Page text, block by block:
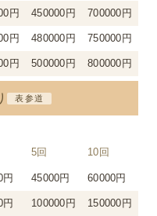
円 450000円 700000円
円 480000円 750000円
円 500000円 800000円
表参道
5回 10回
円 45000円 60000円
円 100000円 150000円